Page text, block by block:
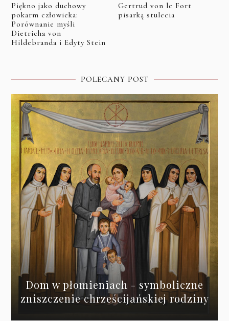
Piękno jako duchowy
pokarm człowieka:
Porównanie myśli
Dietricha von
Hildebranda i Edyty Stein
Gertrud von le Fort
pisarką stulecia
POLECANY POST
Dom w płomieniach - symboliczne
zniszczenie chrześcijańskiej rodziny